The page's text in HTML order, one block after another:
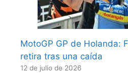
MotoGP GP de Holanda:
retira tras una caída
12 de julio de 2026